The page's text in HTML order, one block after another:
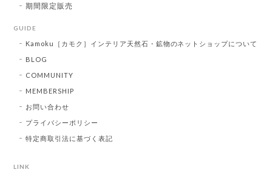
期間限定販売
GUIDE
Kamoku［カモク］インテリア天然石・鉱物のネットショップについて
BLOG
COMMUNITY
MEMBERSHIP
お問い合わせ
プライバシーポリシー
特定商取引法に基づく表記
LINK